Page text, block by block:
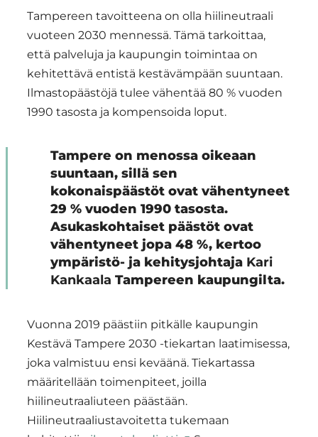
Tampereen tavoitteena on olla hiilineutraali
vuoteen 2030 mennessä. Tämä tarkoittaa,
että palveluja ja kaupungin toimintaa on
kehitettävä entistä kestävämpään suuntaan.
Ilmastopäästöjä tulee vähentää 80 % vuoden
1990 tasosta ja kompensoida loput.
Tampere on menossa oikeaan
suuntaan, sillä sen
kokonaispäästöt ovat vähentyneet
29 % vuoden 1990 tasosta.
Asukaskohtaiset päästöt ovat
vähentyneet jopa 48 %, kertoo
ympäristö- ja kehitysjohtaja Kari
Kankaala Tampereen kaupungilta.
Vuonna 2019 päästiin pitkälle kaupungin
Kestävä Tampere 2030 -tiekartan laatimisessa,
joka valmistuu ensi keväänä. Tiekartassa
määritellään toimenpiteet, joilla
hiilineutraaliuteen päästään.
Hiilineutraaliustavoitetta tukemaan